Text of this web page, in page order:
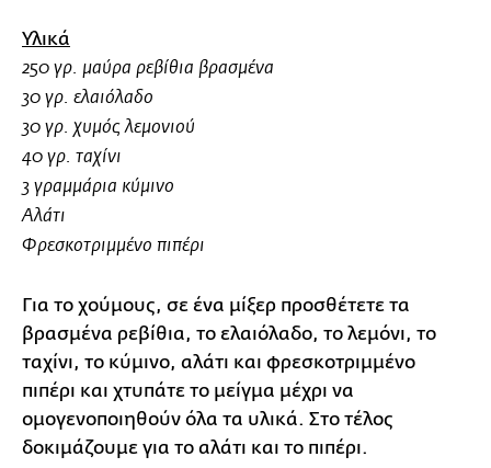
Υλικά
250 γρ. μαύρα ρεβίθια βρασμένα
30 γρ. ελαιόλαδο
30 γρ. χυμός λεμονιού
40 γρ. ταχίνι
3 γραμμάρια κύμινο
Αλάτι
Φρεσκοτριμμένο πιπέρι
Για το χούμους, σε ένα μίξερ προσθέτετε τα
βρασμένα ρεβίθια, το ελαιόλαδο, το λεμόνι, το
ταχίνι, το κύμινο, αλάτι και φρεσκοτριμμένο
πιπέρι και χτυπάτε το μείγμα μέχρι να
ομογενοποιηθούν όλα τα υλικά. Στο τέλος
δοκιμάζουμε για το αλάτι και το πιπέρι.